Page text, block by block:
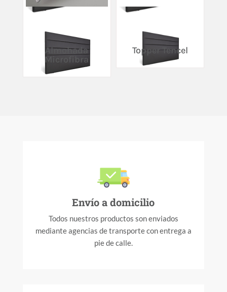
Almohada
Microfibra
Topper Tencel
Envío a domicilio
Todos nuestros productos son enviados
mediante agencias de transporte con entrega a
pie de calle.